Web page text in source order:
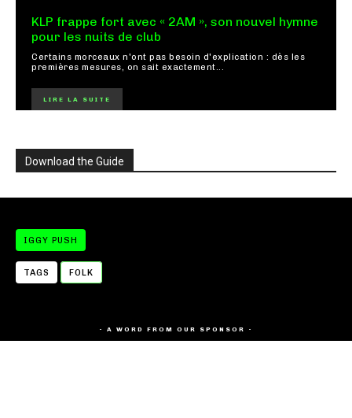
KLP frappe fort avec « 2AM », son nouvel hymne
pour les nuits de club
Certains morceaux n'ont pas besoin d'explication : dès les
premières mesures, on sait exactement...
LIRE LA SUITE
Download the Guide
IGGY PUSH
TAGS FOLK
- A WORD FROM OUR SPONSOR -